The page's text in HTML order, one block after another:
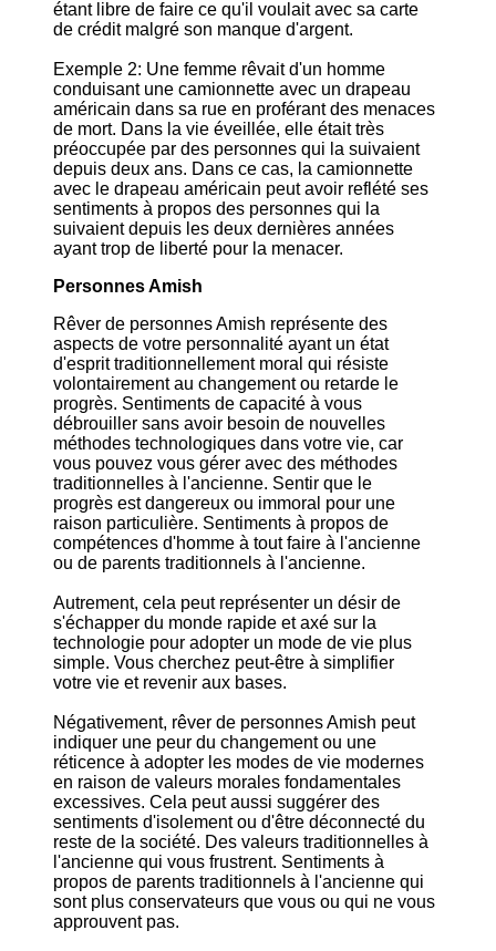
étant libre de faire ce qu'il voulait avec sa carte
de crédit malgré son manque d'argent.
Exemple 2: Une femme rêvait d'un homme
conduisant une camionnette avec un drapeau
américain dans sa rue en proférant des menaces
de mort. Dans la vie éveillée, elle était très
préoccupée par des personnes qui la suivaient
depuis deux ans. Dans ce cas, la camionnette
avec le drapeau américain peut avoir reflété ses
sentiments à propos des personnes qui la
suivaient depuis les deux dernières années
ayant trop de liberté pour la menacer.
Personnes Amish
Rêver de personnes Amish représente des
aspects de votre personnalité ayant un état
d'esprit traditionnellement moral qui résiste
volontairement au changement ou retarde le
progrès. Sentiments de capacité à vous
débrouiller sans avoir besoin de nouvelles
méthodes technologiques dans votre vie, car
vous pouvez vous gérer avec des méthodes
traditionnelles à l'ancienne. Sentir que le
progrès est dangereux ou immoral pour une
raison particulière. Sentiments à propos de
compétences d'homme à tout faire à l'ancienne
ou de parents traditionnels à l'ancienne.
Autrement, cela peut représenter un désir de
s'échapper du monde rapide et axé sur la
technologie pour adopter un mode de vie plus
simple. Vous cherchez peut-être à simplifier
votre vie et revenir aux bases.
Négativement, rêver de personnes Amish peut
indiquer une peur du changement ou une
réticence à adopter les modes de vie modernes
en raison de valeurs morales fondamentales
excessives. Cela peut aussi suggérer des
sentiments d'isolement ou d'être déconnecté du
reste de la société. Des valeurs traditionnelles à
l'ancienne qui vous frustrent. Sentiments à
propos de parents traditionnels à l'ancienne qui
sont plus conservateurs que vous ou qui ne vous
approuvent pas.